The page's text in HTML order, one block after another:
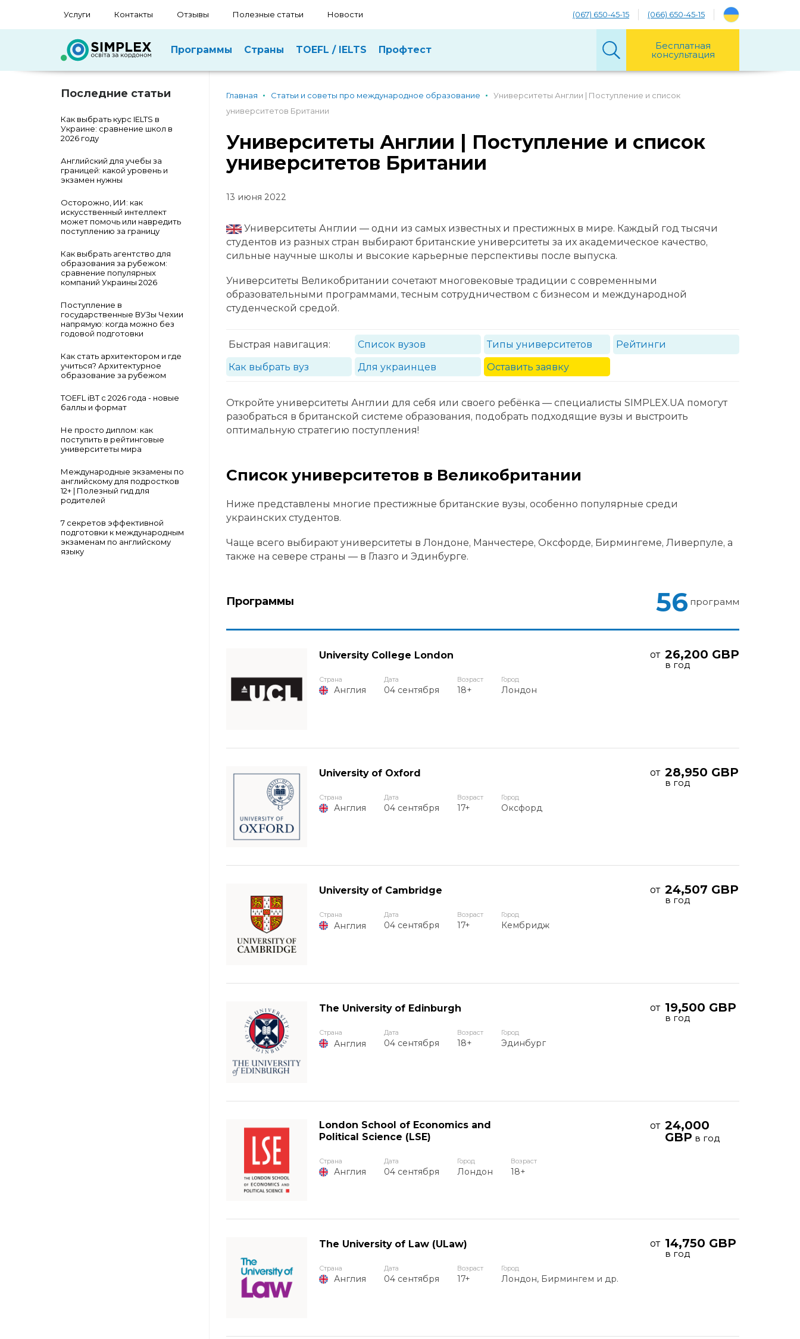
Услуги Контакты Отзывы Полезные статьи Новости (067) 650-45-15 (066) 650-45-15
Программы Страны TOEFL / IELTS Профтест Бесплатная
консультация
Последние статьи
Как выбрать курс IELTS в
Украине: сравнение школ в
2026 году
Английский для учебы за
границей: какой уровень и
экзамен нужны
Осторожно, ИИ: как
искусственный интеллект
может помочь или навредить
поступлению за границу
Как выбрать агентство для
образования за рубежом:
сравнение популярных
компаний Украины 2026
Поступление в
государственные ВУЗы Чехии
напрямую: когда можно без
годовой подготовки
Как стать архитектором и где
учиться? Архитектурное
образование за рубежом
TOEFL iBT с 2026 года - новые
баллы и формат
Не просто диплом: как
поступить в рейтинговые
университеты мира
Международные экзамены по
английскому для подростков
12+ | Полезный гид для
родителей
7 секретов эффективной
подготовки к международным
экзаменам по английскому
языку
Главная Статьи и советы про международное образование
Университеты Англии | Поступление и список
университетов Британии
Университеты Англии | Поступление и список
университетов Британии
13 июня 2022
Университеты Англии — одни из самых известных и престижных в мире. Каждый год тысячи
студентов из разных стран выбирают британские университеты за их академическое качество,
сильные научные школы и высокие карьерные перспективы после выпуска.
Университеты Великобритании сочетают многовековые традиции с современными
образовательными программами, тесным сотрудничеством с бизнесом и международной
студенческой средой.
Быстрая навигация: Список вузов Типы университетов
Рейтинги
Как выбрать вуз
Для украинцев Оставить заявку
Откройте университеты Англии для себя или своего ребёнка — специалисты SIMPLEX.UA помогут
разобраться в британской системе образования, подобрать подходящие вузы и выстроить
оптимальную стратегию поступления!
Список университетов в Великобритании
Ниже представлены многие престижные британские вузы, особенно популярные среди
украинских студентов.
Чаще всего выбирают университеты в Лондоне, Манчестере, Оксфорде, Бирмингеме, Ливерпуле, а
также на севере страны — в Глазго и Эдинбурге.
Программы 56 программ
University College London от 26,200 GBP
в год
Страна
Англия
Дата
04 сентября
Возраст
18+
Город
Лондон
University of Oxford от 28,950 GBP
в год
Страна
Англия
Дата
04 сентября
Возраст
17+
Город
Оксфорд
University of Cambridge от 24,507 GBP
в год
Страна
Англия
Дата
04 сентября
Возраст
17+
Город
Кембридж
The University of Edinburgh от 19,500 GBP
в год
Страна
Англия
Дата
04 сентября
Возраст
18+
Город
Эдинбург
London School of Economics and
Political Science (LSE)
от 24,000
GBP в год
Страна
Англия
Дата
04 сентября
Город
Лондон
Возраст
18+
The University of Law (ULaw) от 14,750 GBP
в год
Страна
Англия
Дата
04 сентября
Возраст
17+
Город
Лондон, Бирмингем и др.